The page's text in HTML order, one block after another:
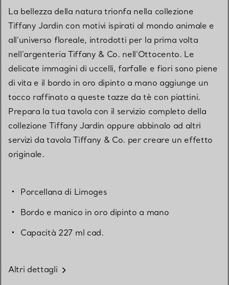
La bellezza della natura trionfa nella collezione
Tiffany Jardin con motivi ispirati al mondo animale e
all’universo floreale, introdotti per la prima volta
nell’argenteria Tiffany & Co. nell’Ottocento. Le
delicate immagini di uccelli, farfalle e fiori sono piene
di vita e il bordo in oro dipinto a mano aggiunge un
tocco raffinato a queste tazze da tè con piattini.
Prepara la tua tavola con il servizio completo della
collezione Tiffany Jardin oppure abbinalo ad altri
servizi da tavola Tiffany & Co. per creare un effetto
originale.
Porcellana di Limoges
Bordo e manico in oro dipinto a mano
Capacità 227 ml cad.
Altri dettagli